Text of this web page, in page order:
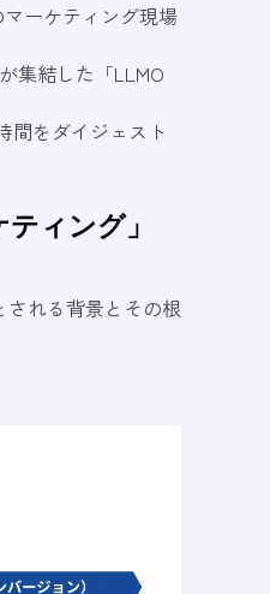
ーケティング現場
集結した「LLMO
間をダイジェスト
ィング」
される背景とその根